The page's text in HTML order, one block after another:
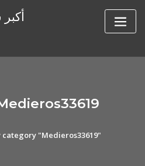
category "Medieros33619"